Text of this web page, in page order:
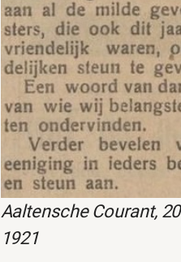
Aaltensche Courant,
1921